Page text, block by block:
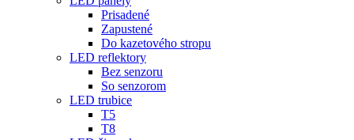
Prisadené
Zapustené
Do kazetového stropu
LED reflektory
Bez senzoru
So senzorom
LED trubice
T5
T8